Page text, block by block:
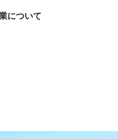
について